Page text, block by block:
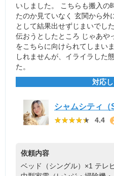
いしました。 こちらも搬入の
たのか見ていなく 玄関から外
として結果出せずじまいでし
伝おうとしたところ じゃあ
をこちらに向けられてしまい
しれませんが、イライラした
た。
対応
シャムシティ（
★★★★★
★★★★★ 4.4
依頼内容
ベッド（シングル）×1 テレ